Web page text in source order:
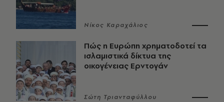
Νίκος Καραχάλιος
Πώς η Ευρώπη χρηματοδοτεί τα
ισλαμιστικά δίκτυα της
οικογένειας Ερντογάν
Σώτη Τριανταφύλλου